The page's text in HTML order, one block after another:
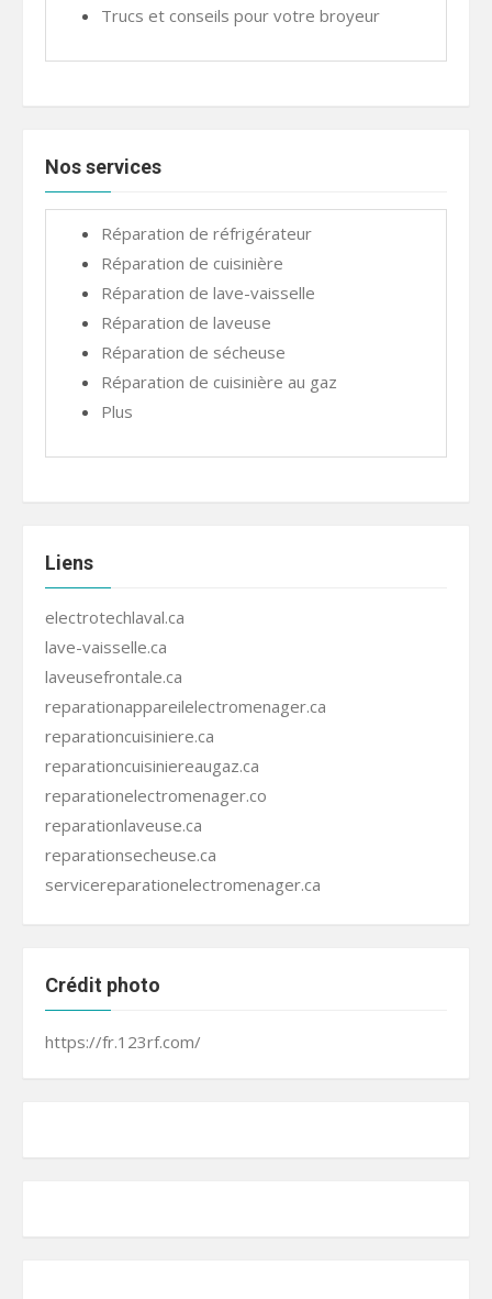
Trucs et conseils pour votre broyeur
Nos services
Réparation de réfrigérateur
Réparation de cuisinière
Réparation de lave-vaisselle
Réparation de laveuse
Réparation de sécheuse
Réparation de cuisinière au gaz
Plus
Liens
electrotechlaval.ca
lave-vaisselle.ca
laveusefrontale.ca
reparationappareilelectromenager.ca
reparationcuisiniere.ca
reparationcuisiniereaugaz.ca
reparationelectromenager.co
reparationlaveuse.ca
reparationsecheuse.ca
servicereparationelectromenager.ca
Crédit photo
https://fr.123rf.com/